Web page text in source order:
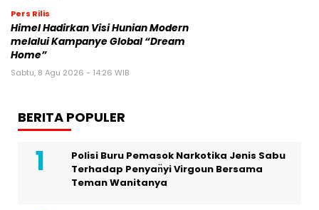
Pers Rilis
Himel Hadirkan Visi Hunian Modern
melalui Kampanye Global “Dream
Home”
Sabtu, 8 Agu 2026 - 14:26 WIB
BERITA POPULER
Polisi Buru Pemasok Narkotika Jenis Sabu
Terhadap Penyan̈yi Virgoun Bersama
Teman Wanitanya